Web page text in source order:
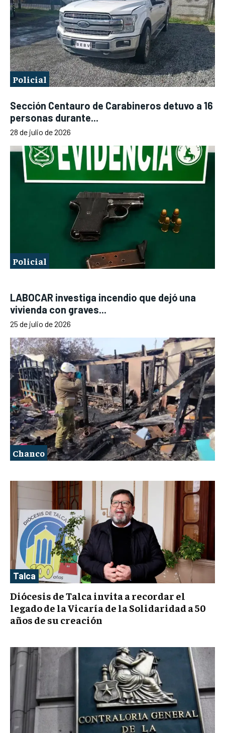
Policial
Sección Centauro de Carabineros detuvo a 16
personas durante...
28 de julio de 2026
Policial
LABOCAR investiga incendio que dejó una
vivienda con graves...
25 de julio de 2026
Chanco
Talca
Diócesis de Talca invita a recordar el
legado de la Vicaría de la Solidaridad a 50
años de su creación